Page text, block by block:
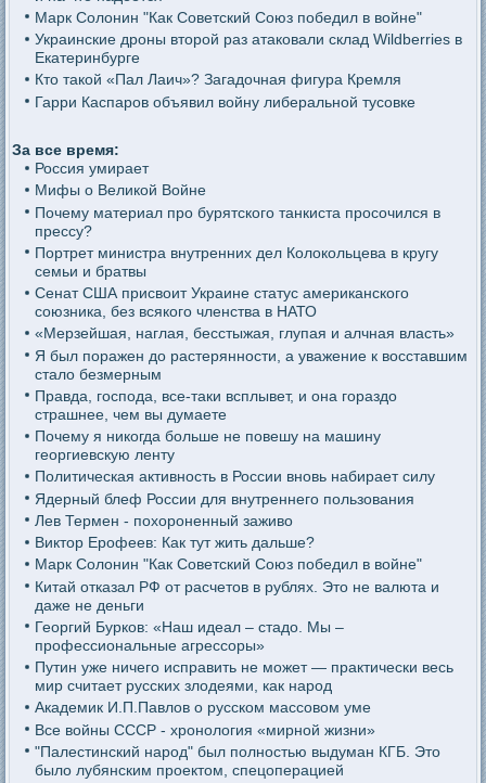
Марк Солонин "Как Советский Союз победил в войне"
Украинские дроны второй раз атаковали склад Wildberries в
Екатеринбурге
Кто такой «Пал Лаич»? Загадочная фигура Кремля
Гарри Каспаров объявил войну либеральной тусовке
За все время:
Россия умирает
Мифы о Великой Войне
Почему материал про бурятского танкиста просочился в
прессу?
Портрет министра внутренних дел Колокольцева в кругу
семьи и братвы
Сенат США присвоит Украине статус американского
союзника, без всякого членства в НАТО
«Мерзейшая, наглая, бесстыжая, глупая и алчная власть»
Я был поражен до растерянности, а уважение к восставшим
стало безмерным
Правда, господа, все-таки всплывет, и она гораздо
страшнее, чем вы думаете
Почему я никогда больше не повешу на машину
георгиевскую ленту
Политическая активность в России вновь набирает силу
Ядерный блеф России для внутреннего пользования
Лев Термен - похороненный заживо
Виктор Ерофеев: Как тут жить дальше?
Марк Солонин "Как Советский Союз победил в войне"
Китай отказал РФ от расчетов в рублях. Это не валюта и
даже не деньги
Георгий Бурков: «Наш идеал – стадо. Мы –
профессиональные агрессоры»
Путин уже ничего исправить не может — практически весь
мир считает русских злодеями, как народ
Академик И.П.Павлов о русском массовом уме
Все войны СССР - хронология «мирной жизни»
"Палестинский народ" был полностью выдуман КГБ. Это
было лубянским проектом, спецоперацией